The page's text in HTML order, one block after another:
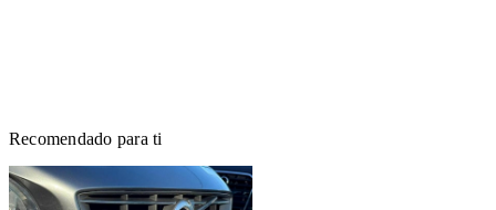
Recomendado para ti